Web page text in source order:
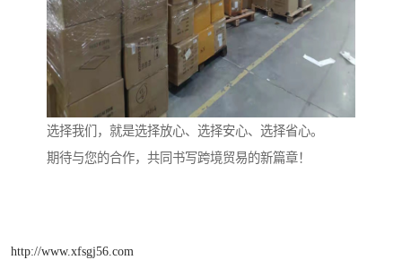
选择我们，就是选择放心、选择安心、选择省心。
期待与您的合作，共同书写跨境贸易的新篇章！
http://www.xfsgj56.com